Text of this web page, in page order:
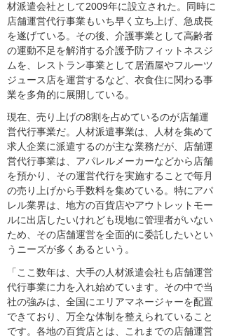
材派遣会社として2009年に設立された。同時に
店舗運営代行事業もいち早く立ち上げ、急成長
を遂げている。その後、介護事業として高齢者
の運動不足を解消する介護予防フィットネスジ
ムを、レストラン事業として居酒屋やフルーツ
ジュース店を運営するなど、衣食住に関わる事
業を多角的に展開している。
現在、売り上げの8割を占めているのが店舗運
営代行事業だ。人材派遣事業は、人材を集めて
求人企業に派遣するのが主な業務だが、店舗運
営代行事業は、アパレルメーカーなどから店舗
を預かり、その運営代行を実施することで毎月
の売り上げから手数料を集めている。特にアパ
レル業界は、地方の百貨店やアウトレットモー
ルに出店したいけれども現地に管理者がいない
ため、その店舗運営を全面的に委託したいとい
うニーズが多くあるという。
「ここ数年は、大手の人材派遣会社も店舗運営
代行事業に力を入れ始めています。その中で当
社の強みは、全国にエリアマネージャーを配置
できており、万全な体制を整えられていること
です。各地の百貨店とは、これまでの店舗運営